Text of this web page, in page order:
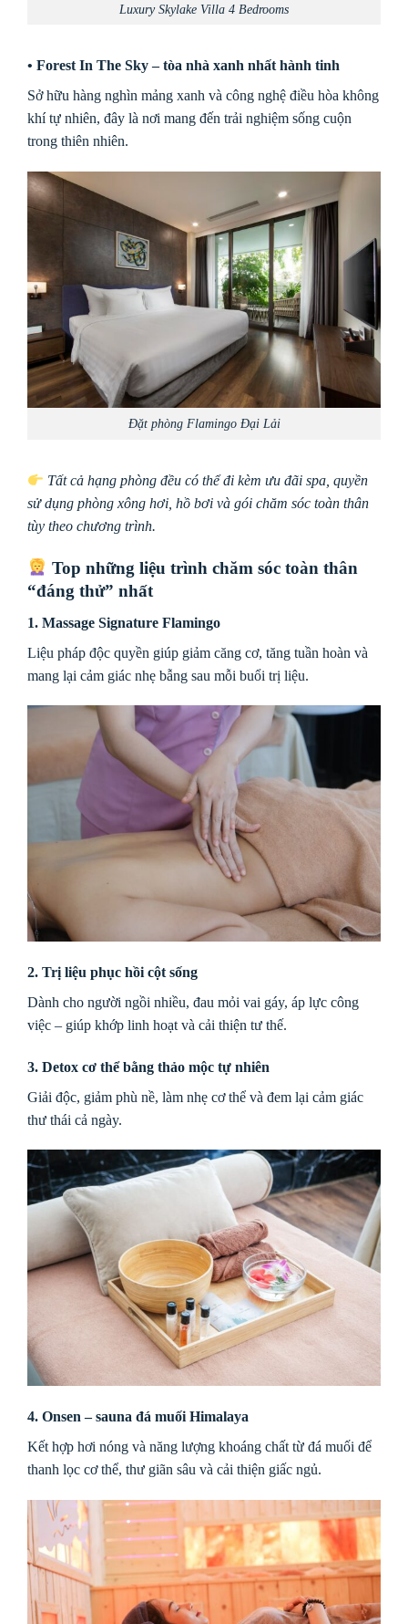
Luxury Skylake Villa 4 Bedrooms
• Forest In The Sky – tòa nhà xanh nhất hành tinh
Sở hữu hàng nghìn mảng xanh và công nghệ điều hòa không
khí tự nhiên, đây là nơi mang đến trải nghiệm sống cuộn
trong thiên nhiên.
Đặt phòng Flamingo Đại Lải
Tất cả hạng phòng đều có thể đi kèm ưu đãi spa, quyền
sử dụng phòng xông hơi, hồ bơi và gói chăm sóc toàn thân
tùy theo chương trình.
Top những liệu trình chăm sóc toàn thân
“đáng thử” nhất
1. Massage Signature Flamingo
Liệu pháp độc quyền giúp giảm căng cơ, tăng tuần hoàn và
mang lại cảm giác nhẹ bẫng sau mỗi buổi trị liệu.
2. Trị liệu phục hồi cột sống
Dành cho người ngồi nhiều, đau mỏi vai gáy, áp lực công
việc – giúp khớp linh hoạt và cải thiện tư thế.
3. Detox cơ thể bằng thảo mộc tự nhiên
Giải độc, giảm phù nề, làm nhẹ cơ thể và đem lại cảm giác
thư thái cả ngày.
4. Onsen – sauna đá muối Himalaya
Kết hợp hơi nóng và năng lượng khoáng chất từ đá muối để
thanh lọc cơ thể, thư giãn sâu và cải thiện giấc ngủ.